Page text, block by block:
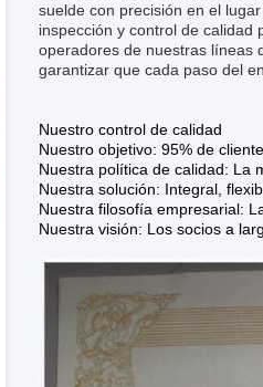
suelde con precisión en el
inspección y control de calidad
operadores de nuestras líneas
garantizar que cada paso del
Nuestro control de calidad
Nuestro objetivo: 95% de
Nuestra política de calidad: La
Nuestra solución: Integral,
Nuestra filosofía empresarial:
Nuestra visión: Los socios a